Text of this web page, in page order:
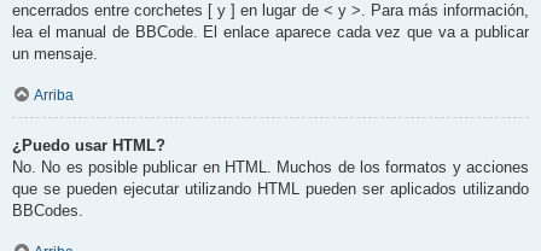
encerrados entre corchetes [ y ] en lugar de < y >. Para más información,
lea el manual de BBCode. El enlace aparece cada vez que va a publicar
un mensaje.
Arriba
¿Puedo usar HTML?
No. No es posible publicar en HTML. Muchos de los formatos y acciones
que se pueden ejecutar utilizando HTML pueden ser aplicados utilizando
BBCodes.